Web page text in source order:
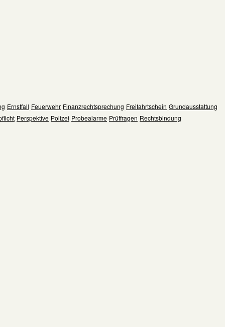
Ernstfall Feuerwehr Finanzrechtsprechung Freifahrtschein Grundausstattung
Perspektive Polizei Probealarme Prüffragen Rechtsbindung